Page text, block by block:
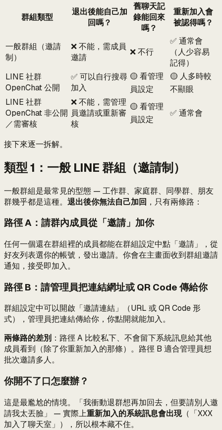
群組類型
退出後能自己加
回嗎？
舊聊天記
錄能回來
嗎？
重新加入會
被認得嗎？
一般群組（邀請
制）
❌ 不能，需成員
邀請
❌ 不行
✅ 通常會
（人少容易
記得）
LINE 社群
OpenChat 公開
✅ 可以自行搜尋
加入
🟡 看管理
員設定
🟡 人多時較
不顯眼
LINE 社群
OpenChat 非公開
／需審核
❌ 不能，需管理
員邀請或重新審
核
🟡 看管理
員設定
✅ 通常會
接下來逐一拆解。
類型 1：一般 LINE 群組（邀請制）
一般群組是最常見的型態 — 工作群、家庭群、同學群、朋友
群幾乎都是這種。 退出後你無法自己加回 ，只有兩條路：
路徑 A：請群內成員從「邀請」加你
任何一個還在群組裡的成員都能在群組設定中點「邀請」，從
好友列表選你的帳號，發出邀請。你會在主畫面收到群組邀請
通知，接受即加入。
路徑 B：請管理員把連結網址或 QR Code 傳給你
群組設定中可以開啟「邀請連結」（URL 或 QR Code 形
式），管理員把連結傳給你，你點開就能加入。
兩條路的差別 ：路徑 A 比較私下、不會留下系統訊息給其他
成員看到（除了你重新加入的那條）。路徑 B 適合管理員想
批次邀請多人。
你開不了口怎麼辦？
這是最尷尬的情境。「我衝動退群想再加回去，但要請別人邀
請我太丟臉」 — 實際上重新加入的系統訊息會出現（「XXX
加入了聊天室」），所以根本藏不住。